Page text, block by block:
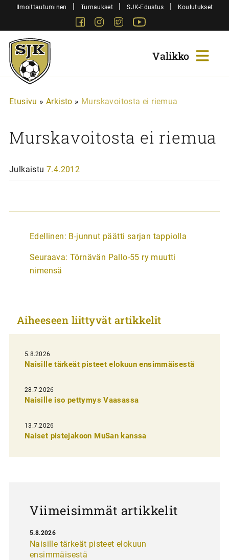
SiirryIlmoittautuminen | Turnaukset | SJK-Edustus | Koulutukset
FacebookInstagram
Twitter
Sjk-
Juniorit
Etusivu » Arkisto » Murskavoitosta ei riemua
Murskavoitosta ei riemua
Julkaistu 7.4.2012
A
t
i
e
i
e
n
s
e
l
Edellinen: B-junnut päätti sarjan tappiolla
Seuraava: Törnävän Pallo-55 ry muutti
nimensä
Aiheeseen liittyvät artikkelit
5.8.2026
Naisille tärkeät pisteet elokuun ensimmäisestä
28.7.2026
Naisille iso pettymys Vaasassa
13.7.2026
Naiset pistejakoon MuSan kanssa
Viimeisimmät artikkelit
Naisille tärkeät pisteet elokuun
ensimmäisestä
5.8.2026